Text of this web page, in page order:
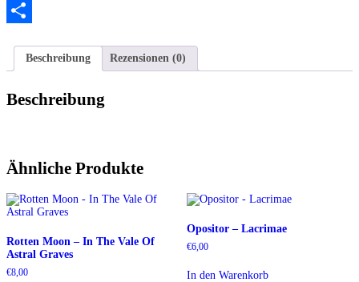
Twitter
Beschreibung
Rezensionen (0)
Beschreibung
Ähnliche Produkte
Rotten Moon – In The Vale Of
Astral Graves
€8,00
Opositor – Lacrimae
€6,00
In den Warenkorb